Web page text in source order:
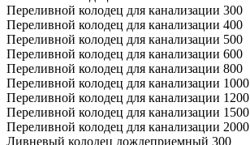
Переливной колодец для канализации 300
Переливной колодец для канализации 400
Переливной колодец для канализации 500
Переливной колодец для канализации 600
Переливной колодец для канализации 800
Переливной колодец для канализации 1000
Переливной колодец для канализации 1200
Переливной колодец для канализации 1500
Переливной колодец для канализации 2000
Ливневый колодец дождеприемный 300